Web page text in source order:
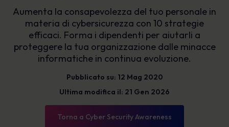
Aumenta la consapevolezza del tuo personale in
materia di cybersicurezza con 10 strategie
efficaci. Forma i dipendenti per aiutarli a
proteggere la tua organizzazione dalle minacce
informatiche in continua evoluzione.
Pubblicato su: 12 Mag 2020
Ultima modifica il: 21 Gen 2026
Torna a Cyber Security Awareness